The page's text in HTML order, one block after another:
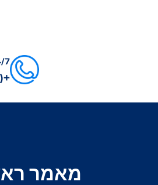
24/7
+(123) 4567 8900
מאמר